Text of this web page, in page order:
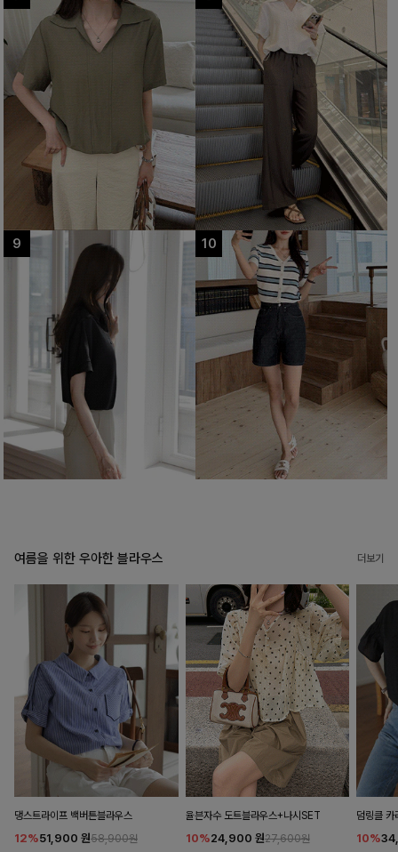
여름을 위한 우아한 블라우스 더보기
댕스트라이프 백버튼블라우스
12%51,900 원58,900원
율븐자수 도트블라우스+나시SET
10%24,900 원27,600원
덤링클 카
10%